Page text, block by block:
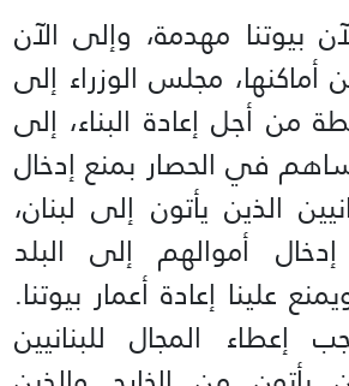
بيوتنا مهدمة، وإلى الآن
مجلس الوزراء إلى
من أجل إعادة البناء، إلى
في الحصار بمنع إدخال
الذين يأتون إلى لبنان،
أموالهم إلى البلد
علينا إعادة أعمار بيوتنا.
إعطاء المجال للبنانيين